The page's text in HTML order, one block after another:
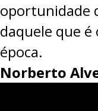
oportunidade
daquele que
época.
Norberto